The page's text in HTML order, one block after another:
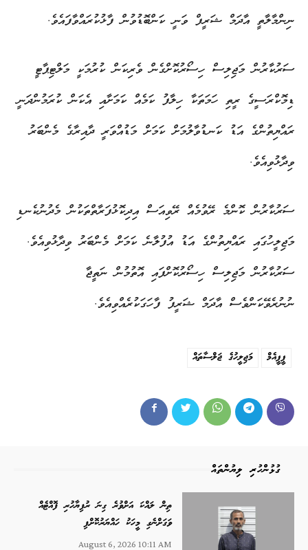
ނިންމާލާތީ އާދަމް ޝަރީފް ވަނީ ކަންބޮޑުވުން ފާޅުކުރައްވާފައެވެ.
ސަރުކާރުން މަޖިލިސް ހިސޯރުކޮށްގެން ވެރިކަން ކުރުމަކީ މަލްޓިޕާޓީ
ޑިމޮކްރަސީގެ ރީތި ހަމަތަކާ ހިލާފު ކަމެއް ކަމަށާއި އެކަން ކުރަމުންދަނީ
ރައްޔިތުންގެ އަޑު ކަނޑުވާލުމަށް ކަމަށް މަޑުއްވަރީ ދާއިރާގެ މެންބަރު
ވިދާޅުވިއެވެ.
ސަރުކާރުން ކޮންމެ ރޭވުމެއް ރޭވިއަސް އިދިކޮޅުފަރާތްތަކުން މެދުނުކެނޑި
މަޖިލީހުގައި ރައްޔިތުންގެ އަޑު އުފުލާނެ ކަމަށް މެންބަރު ވިދާޅުވިއެވެ.
ސަރުކާރުން މަޖިލިސް ހިސޯރުކޮށްފައި އޮތުމުން ނަތީޖާ
ނުނުރެވޭކަންވެސް އާދަމް ޝަރީފު ފާހަގަކުރެއްވިއެވެ.
މަޖިލީހުގެ ޖަލްސާތައް ޕީޕީއެމް
ގުޅުންހުރި ލިޔުންތައް
ތިން ލައްކަ އަށްވުރެ ގިނަ ރުފިޔާހުރި ފޮއްޓެއް
ވަގަށްނެގި މީހަކު ހައްޔަރުކޮށްފި
August 6, 2026 10:11 AM